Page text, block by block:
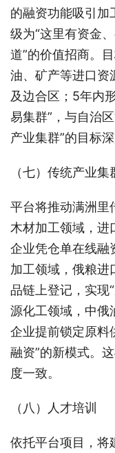
的融资功能吸引加
级为“这里有资金
道”的价值招商。
油、矿产等进口资
及边合区；5年内
易集群”，与自治
产业集群”的目标深
（七）传统产业
平台将推动满洲里
木材加工领域，进
企业凭仓单在线融
加工领域，俄粮进
品链上登记，实现
源化工领域，中俄
企业提前锁定原料
融资”的新模式。
度一致。
（八）人才培训
依托平台项目，将